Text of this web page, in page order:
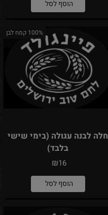
הוסף לסל
100% קמח לבן
חלה לבנה עגולה (בימי שישי
בלבד)
₪16
הוסף לסל